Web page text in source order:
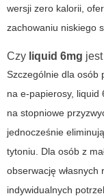
wersji zero kalorii,
zachowaniu niskiego
Czy liquid 6mg
Szczególnie dla osób
na e-papierosy, liquid
na stopniowe
jednocześnie
tytoniu. Dla osób z
obserwację
indywidualnych